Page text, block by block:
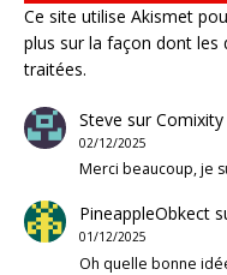
Ce site utilise Akismet
plus sur la façon dont
traitées.
Steve surComixity
02/12/2025
Merci beaucoup, je
PineappleObkect
01/12/2025
Oh quelle bonne